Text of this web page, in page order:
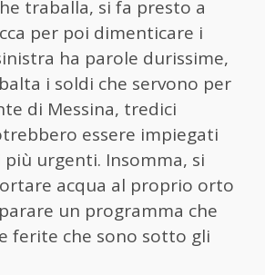
traballa, si fa presto a
per poi dimenticare i
ha parole durissime,
i soldi che servono per
di Messina, tredici
essere impiegati
più urgenti. Insomma, si
acqua al proprio orto
un programma che
ferite che sono sotto gli